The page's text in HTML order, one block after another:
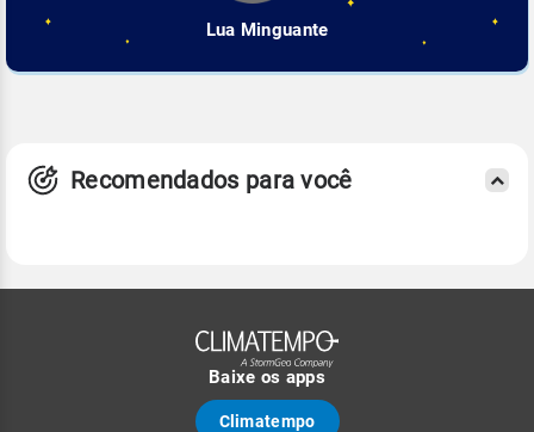
Lua Minguante
Recomendados para você
Baixe os apps
Climatempo